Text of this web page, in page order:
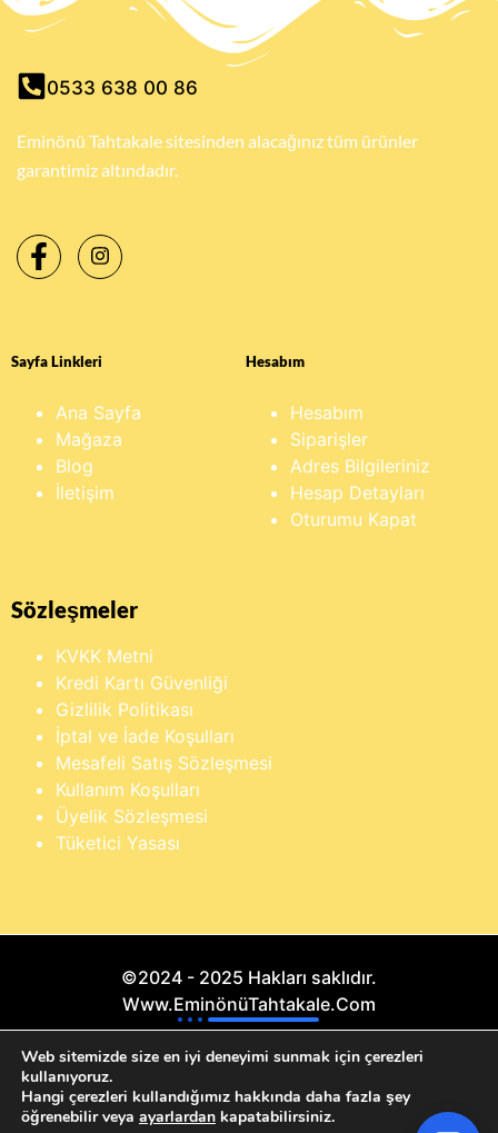
0533 638 00 86
Eminönü Tahtakale sitesinden alacağınız tüm ürünler
garantimiz altındadır.
Sayfa Linkleri
Ana Sayfa
Mağaza
Blog
İletişim
Hesabım
Hesabım
Siparişler
Adres Bilgileriniz
Hesap Detayları
Oturumu Kapat
Sözleşmeler
KVKK Metni
Kredi Kartı Güvenliği
Gizlilik Politikası
İptal ve İade Koşulları
Mesafeli Satış Sözleşmesi
Kullanım Koşulları
Üyelik Sözleşmesi
Tüketici Yasası
©2024 - 2025 Hakları saklıdır.
Www.EminönüTahtakale.Com
Bu website "Sosyal Megapixel" projesidir.
Buraya yazarak dilediğin ürünü anında
bulabilirsin
Web sitemizde size en iyi deneyimi sunmak için çerezleri
kullanıyoruz.
Hangi çerezleri kullandığımız hakkında daha fazla şey
öğrenebilir veya ayarlardan kapatabilirsiniz.